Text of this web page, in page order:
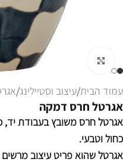
לחצו להגדלה
עמוד הבית/עיצוב וסטיילינג/
אגרטל חרס דמקה
אגרטל חרס משובץ בעבודת יד,
כחול וטבעי.
אגרטל שהוא פריט עיצוב מרשים